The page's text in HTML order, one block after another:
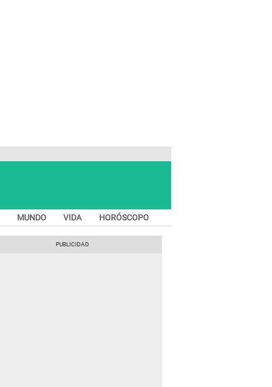
MUNDO VIDA HORÓSCOPO